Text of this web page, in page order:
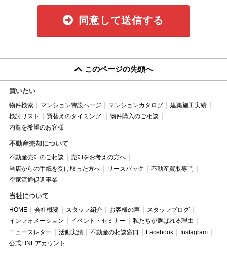
同意して送信する
このページの先頭へ
買いたい
物件検索 マンション特設ページ マンションカタログ
建築施工実績
検討リスト
買替えのタイミング
物件購入のご相談
内覧を希望のお客様
不動産売却について
不動産売却のご相談
売却をお考えの方へ
当店からの手紙を受け取った方へ
リースバック
不動産買取専門
空家流通促進事業
当社について
HOME 会社概要 スタッフ紹介 お客様の声
スタッフブログ
インフォメーション
イベント・セミナー
私たちが選ばれる理由
ニュースレター
活動実績 不動産の相談窓口 Facebook
Instagram
公式LINEアカウント